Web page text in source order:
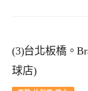
(3)台北板橋。
球店)